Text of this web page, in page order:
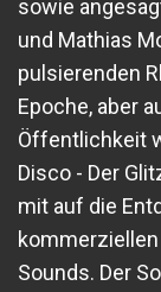
sowie
und Mathias
pulsierenden
Epoche, aber
Öffentlichkeit
Disco - Der
mit auf die
Sounds. Der